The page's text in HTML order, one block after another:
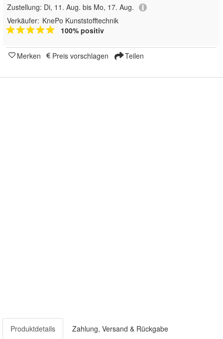
Zustellung: Di, 11. Aug. bis Mo, 17. Aug.
Verkäufer: KnePo Kunststofftechnik
100% positiv
Merken Preis vorschlagen Teilen
Produktdetails Zahlung, Versand & Rückgabe